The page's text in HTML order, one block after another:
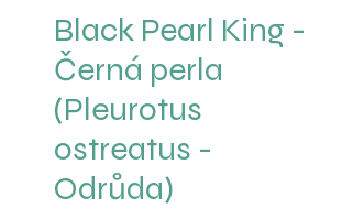
Black Pearl King -
Černá perla
(Pleurotus
ostreatus -
Odrůda)